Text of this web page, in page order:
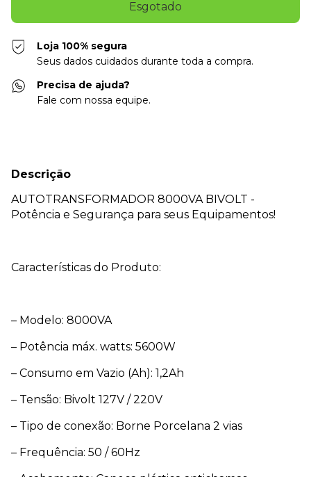
Loja 100% segura
Seus dados cuidados durante toda a compra.
Precisa de ajuda?
Fale com nossa equipe.
Descrição
AUTOTRANSFORMADOR 8000VA BIVOLT -
Potência e Segurança para seus Equipamentos!
Características do Produto:
– Modelo: 8000VA
– Potência máx. watts: 5600W
– Consumo em Vazio (Ah): 1,2Ah
– Tensão: Bivolt 127V / 220V
– Tipo de conexão: Borne Porcelana 2 vias
– Frequência: 50 / 60Hz